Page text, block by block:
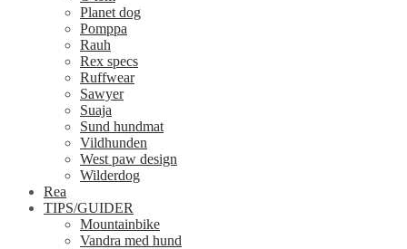
Planet dog
Pomppa
Rauh
Rex specs
Ruffwear
Sawyer
Suaja
Sund hundmat
Vildhunden
West paw design
Wilderdog
Rea
TIPS/GUIDER
Mountainbike
Vandra med hund